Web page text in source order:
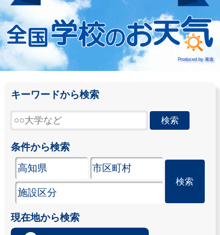
Produced by 東進
キーワードから検索
条件から検索
現在地から検索